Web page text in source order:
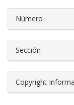
Número
Sección
Copyright